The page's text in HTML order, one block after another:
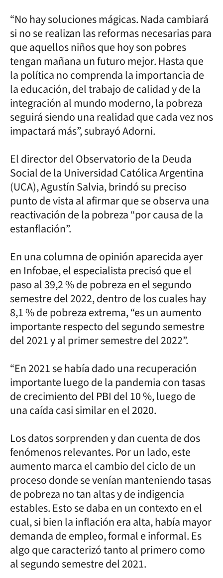
“No hay soluciones mágicas. Nada cambiará
si no se realizan las reformas necesarias para
que aquellos niños que hoy son pobres
tengan mañana un futuro mejor. Hasta que
la política no comprenda la importancia de
la educación, del trabajo de calidad y de la
integración al mundo moderno, la pobreza
seguirá siendo una realidad que cada vez nos
impactará más”, subrayó Adorni.
El director del Observatorio de la Deuda
Social de la Universidad Católica Argentina
(UCA), Agustín Salvia, brindó su preciso
punto de vista al afirmar que se observa una
reactivación de la pobreza “por causa de la
estanflación”.
En una columna de opinión aparecida ayer
en Infobae, el especialista precisó que el
paso al 39,2 % de pobreza en el segundo
semestre del 2022, dentro de los cuales hay
8,1 % de pobreza extrema, “es un aumento
importante respecto del segundo semestre
del 2021 y al primer semestre del 2022”.
“En 2021 se había dado una recuperación
importante luego de la pandemia con tasas
de crecimiento del PBI del 10 %, luego de
una caída casi similar en el 2020.
Los datos sorprenden y dan cuenta de dos
fenómenos relevantes. Por un lado, este
aumento marca el cambio del ciclo de un
proceso donde se venían manteniendo tasas
de pobreza no tan altas y de indigencia
estables. Esto se daba en un contexto en el
cual, si bien la inflación era alta, había mayor
demanda de empleo, formal e informal. Es
algo que caracterizó tanto al primero como
al segundo semestre del 2021.